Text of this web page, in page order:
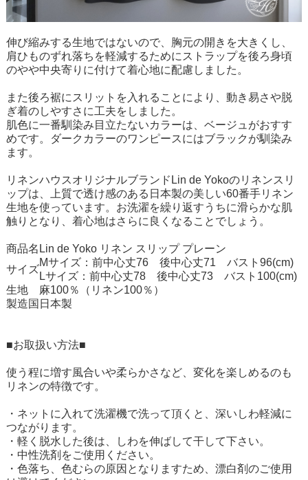
伸び縮みする生地ではないので、胸元の開きを大きくし、
肩ひものずれ落ちを軽減するためにストラップを後ろ身頃
のやや中央寄りに付けて着心地に配慮しました。
また後ろ裾にスリットを入れることにより、動き易さや脱
ぎ着のしやすさに工夫をしました。
肌色に一番馴染み目立たないカラーは、ベージュがおすす
めです。ダークカラーのワンピースにはブラックが馴染み
ます。
リネンハウスオリジナルブランドLin de Yokoのリネンスリ
ップは、上質で透け感のある日本製の美しい60番手リネン
生地を使っています。お洗濯を繰り返すうちに滑らかな肌
触りとなり、着心地はさらに良くなることでしょう。
商品名 Lin de Yoko リネン スリップ プレーン
サイズ
Mサイズ：前中心丈76 後中心丈71 バスト96(cm)
Lサイズ：前中心丈78 後中心丈73 バスト100(cm)
生地
麻100％（リネン100％）
製造国 日本製
■お取扱い方法■
使う程に増す風合いや柔らかさなど、変化を楽しめるのも
リネンの特徴です。
・ネットに入れて洗濯機で洗って頂くと、深いしわ軽減に
つながります。
・軽く脱水した後は、しわを伸ばして干して下さい。
・中性洗剤をご使用ください。
・色落ち、色むらの原因となりますため、漂白剤のご使用